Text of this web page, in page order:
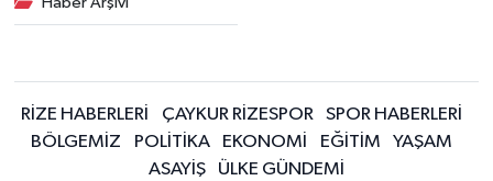
RİZE HABERLERİ ÇAYKUR RİZESPOR
SPOR HABERLERİ
BÖLGEMİZ
POLİTİKA EKONOMİ EĞİTİM
YAŞAM
ASAYİŞ
ÜLKE GÜNDEMİ